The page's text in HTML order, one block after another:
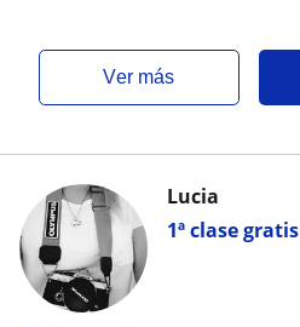
ver más
1ª clase gratis
Lucia